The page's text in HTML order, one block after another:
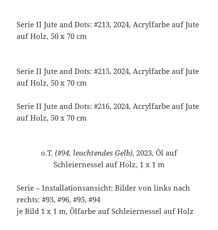
Serie II Jute and Dots: #213, 2024, Acrylfarbe auf Jute
auf Holz, 50 x 70 cm
Serie II Jute and Dots: #215, 2024, Acrylfarbe auf Jute
auf Holz, 50 x 70 cm
Serie II Jute and Dots: #216, 2024, Acrylfarbe auf Jute
auf Holz, 50 x 70 cm
o.T. (#94, leuchtendes Gelb), 2023, Öl auf
Schleiernessel auf Holz, 1 x 1 m
Serie – Installationsansicht: Bilder von links nach
rechts: #93, #96, #95, #94
je Bild 1 x 1 m, Ölfarbe auf Schleiernessel auf Holz